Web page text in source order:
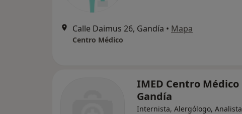
Calle Daimus 26, Gandía • Mapa
Centro Médico
IMED Centro Médico
Gandía
Internista, Alergólogo, Analista